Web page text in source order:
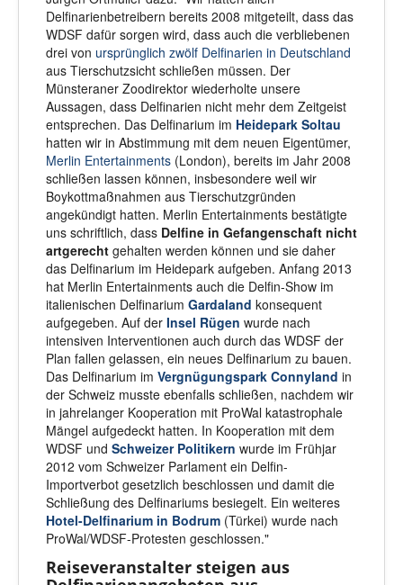
Delfinarienbetreibern bereits 2008 mitgeteilt, dass das
WDSF dafür sorgen wird, dass auch die verbliebenen
drei von ursprünglich zwölf Delfinarien in Deutschland
aus Tierschutzsicht schließen müssen. Der
Münsteraner Zoodirektor wiederholte unsere
Aussagen, dass Delfinarien nicht mehr dem Zeitgeist
entsprechen. Das Delfinarium im Heidepark Soltau
hatten wir in Abstimmung mit dem neuen Eigentümer,
Merlin Entertainments (London), bereits im Jahr 2008
schließen lassen können, insbesondere weil wir
Boykottmaßnahmen aus Tierschutzgründen
angekündigt hatten. Merlin Entertainments bestätigte
uns schriftlich, dass Delfine in Gefangenschaft nicht
artgerecht gehalten werden können und sie daher
das Delfinarium im Heidepark aufgeben. Anfang 2013
hat Merlin Entertainments auch die Delfin-Show im
italienischen Delfinarium Gardaland konsequent
aufgegeben. Auf der Insel Rügen wurde nach
intensiven Interventionen auch durch das WDSF der
Plan fallen gelassen, ein neues Delfinarium zu bauen.
Das Delfinarium im Vergnügungspark Connyland in
der Schweiz musste ebenfalls schließen, nachdem wir
in jahrelanger Kooperation mit ProWal katastrophale
Mängel aufgedeckt hatten. In Kooperation mit dem
WDSF und Schweizer Politikern wurde im Frühjar
2012 vom Schweizer Parlament ein Delfin-
Importverbot gesetzlich beschlossen und damit die
Schließung des Delfinariums besiegelt. Ein weiteres
Hotel-Delfinarium in Bodrum (Türkei) wurde nach
ProWal/WDSF-Protesten geschlossen."
Reiseveranstalter steigen aus